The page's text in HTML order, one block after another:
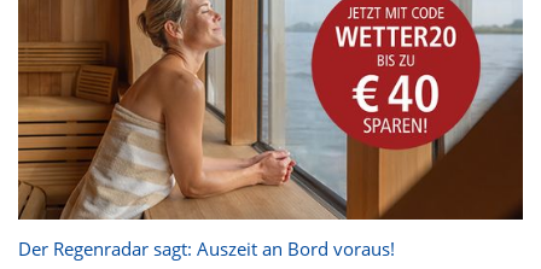
Der Regenradar sagt: Auszeit an Bord voraus!